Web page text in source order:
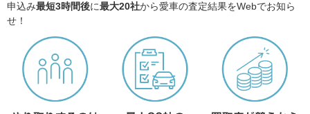
申込み最短3時間後に最大20社から愛車の査定結果をWebでお知ら
せ！